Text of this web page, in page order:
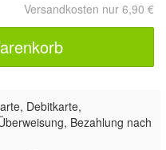
Versandkosten nur 6,90 €
Debitkarte,
Bezahlung nach